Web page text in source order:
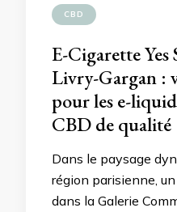
CBD
E-Cigarette
Livry-Gargan :
pour les e-
CBD de qualité
Dans le paysage
région parisienne,
dans la Galerie